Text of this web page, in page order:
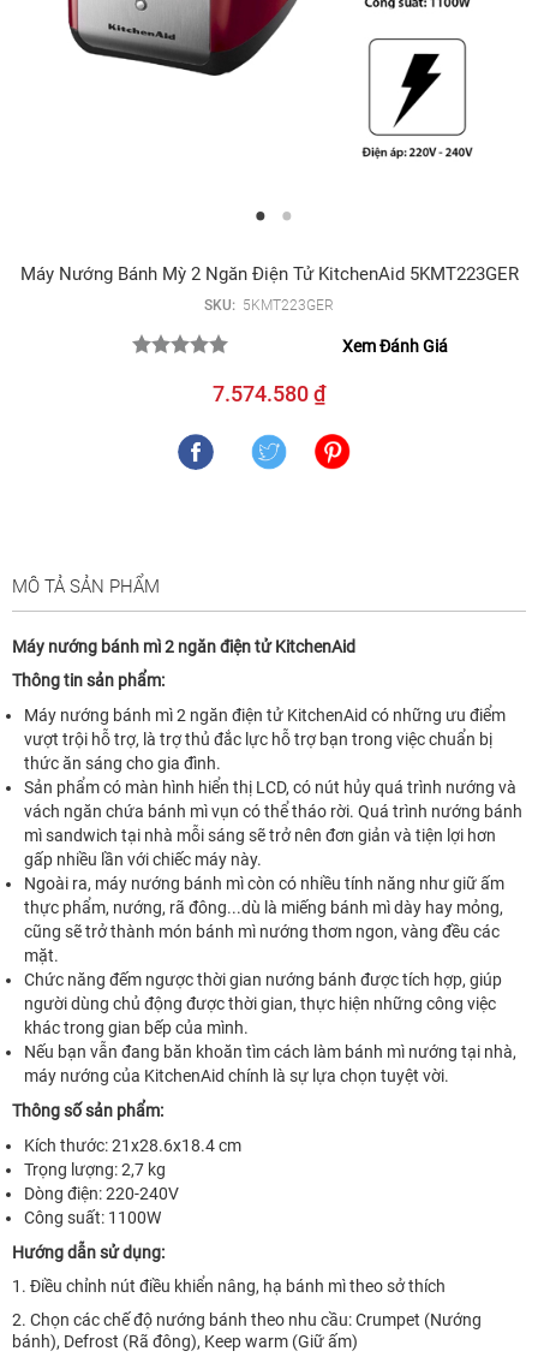
Máy Nướng Bánh Mỳ 2 Ngăn Điện Tử KitchenAid 5KMT223GER
SKU: 5KMT223GER
Xem Đánh Giá
7.574.580 ₫
MÔ TẢ SẢN PHẨM
Máy nướng bánh mì 2 ngăn điện tử KitchenAid
Thông tin sản phẩm:
Máy nướng bánh mì 2 ngăn điện tử KitchenAid có những ưu điểm
vượt trội hỗ trợ, là trợ thủ đắc lực hỗ trợ bạn trong việc chuẩn bị
thức ăn sáng cho gia đình.
Sản phẩm có màn hình hiển thị LCD, có nút hủy quá trình nướng và
vách ngăn chứa bánh mì vụn có thể tháo rời. Quá trình nướng bánh
mì sandwich tại nhà mỗi sáng sẽ trở nên đơn giản và tiện lợi hơn
gấp nhiều lần với chiếc máy này.
Ngoài ra, máy nướng bánh mì còn có nhiều tính năng như giữ ấm
thực phẩm, nướng, rã đông...dù là miếng bánh mì dày hay mỏng,
cũng sẽ trở thành món bánh mì nướng thơm ngon, vàng đều các
mặt.
Chức năng đếm ngược thời gian nướng bánh được tích hợp, giúp
người dùng chủ động được thời gian, thực hiện những công việc
khác trong gian bếp của mình.
Nếu bạn vẫn đang băn khoăn tìm cách làm bánh mì nướng tại nhà,
máy nướng của KitchenAid chính là sự lựa chọn tuyệt vời.
Thông số sản phẩm:
Kích thước: 21x28.6x18.4 cm
Trọng lượng: 2,7 kg
Dòng điện: 220-240V
Công suất: 1100W
Hướng dẫn sử dụng:
1. Điều chỉnh nút điều khiển nâng, hạ bánh mì theo sở thích
2. Chọn các chế độ nướng bánh theo nhu cầu: Crumpet (Nướng
bánh), Defrost (Rã đông), Keep warm (Giữ ấm)